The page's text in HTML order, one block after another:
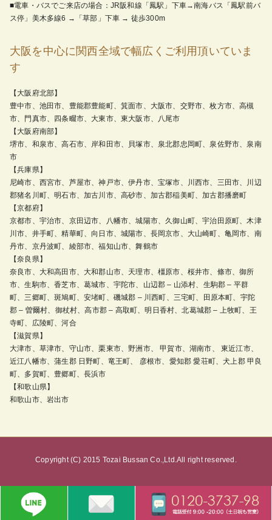
■電車・バスでご来店の場合：JR阪和線「鳳駅」下車→南海バス「鳳駅前バ
ス停」美木多線6 →「草部」下車 → 徒歩300m
大阪を中心に関西全域で幅広くご利用頂いていま
す
【大阪府北部】
豊中市、池田市、豊能郡豊能町、箕面市、大阪市、交野市、枚方市、高槻
市、門真市、四条畷市、大東市、東大阪市、八尾市
【大阪府南部】
堺市、和泉市、高石市、岸和田市、貝塚市、泉北郡忠岡町、泉佐野市、泉南
市
【兵庫県】
尼崎市、西宮市、芦屋市、神戸市、伊丹市、宝塚市、川西市、三田市、川辺
郡猪名川町、明石市、加古川市、高砂市、加古郡稲美町、加古郡播磨町
【京都府】
京都市、宇治市、京田辺市、八幡市、城陽市、久御山町、宇治田原町、木津
川市、井手町、精華町、向日市、城陽市、長岡京市、大山崎町、亀岡市、南
丹市、京丹波町、綾部市、福知山市、舞鶴市
【奈良県】
奈良市、大和高田市、大和郡山市、天理市、橿原市、桜井市、條市、御所
市、生駒市、香芝市、葛城市、宇陀市、山辺郡 – 山添村、生駒郡 – 平群
町、三郷町、斑鳩町、安堵町、磯城郡 – 川西町、三宅町、田原本町、宇陀
郡 – 曽爾村、御杖村、高市郡 – 高取町、明日香村、北葛城郡 – 上牧町、王
寺町、広陵町、河合
【滋賀県】
大津市、草津市、守山市、栗東市、野洲市、 甲賀市、湖南市、 東近江市、
近江八幡市、蒲生郡 日野町、竜王町、 彦根市、愛知郡 愛荘町、犬上郡 甲良
町、多賀町、豊郷町、長浜市
【和歌山県】
和歌山市、岩出市
Copyright (C) 2015 Tozai Bussan Co.,Ltd.All right reserved.